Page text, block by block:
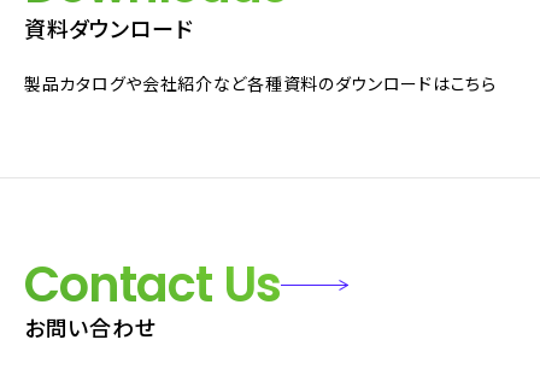
資料ダウンロード
製品カタログや会社紹介など各種資料のダウンロードはこちら
Contact Us
お問い合わせ